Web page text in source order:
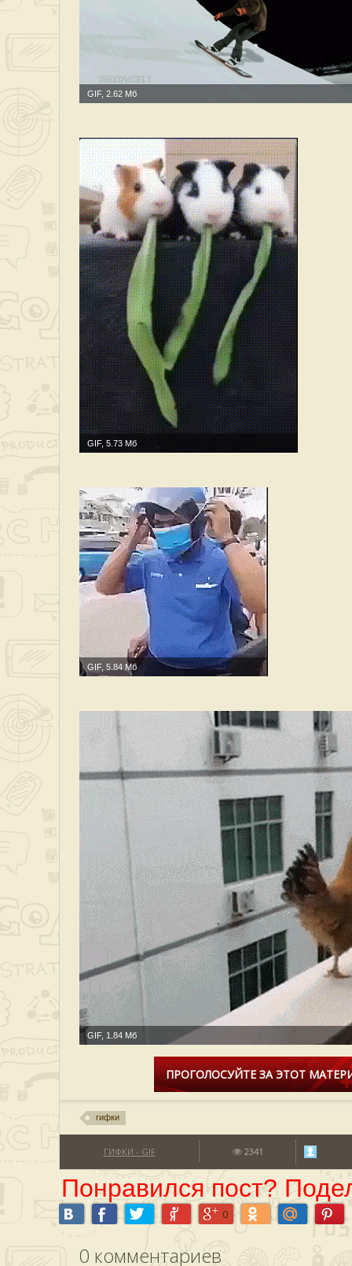
GIF, 2.62 Мб
GIF, 5.73 Мб
GIF, 5.84 Мб
GIF, 1.84 Мб
ПРОГОЛОСУЙТЕ ЗА ЭТОТ
гифки
ГИФКИ - GIF 2341
Понравился пост?
0
0 комментариев